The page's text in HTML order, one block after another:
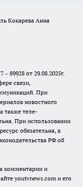
Кокарева Анна
89928 от 29.08.2025г.
связи,
При
новостного
также теле-
При использовании
обязательна, в
РФ об
комментарии и
youtvnews.com и его